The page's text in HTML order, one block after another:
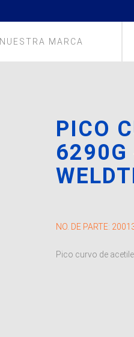
NUESTRA MARCA
PICO
6290G
NO. DE PARTE:
Pico curvo de